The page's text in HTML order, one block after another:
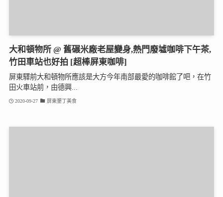
大和頓物所 @ 舊碾米廠老屋變身,熱門廢墟咖啡下午茶,
竹田車站也好拍 [超棒屏東咖啡]
屏東驛前大和頓物所應該是大方今年南部最愛的咖啡館了吧，在竹
田火車站前，由德興...
2020-09-27 屏東墾丁美食